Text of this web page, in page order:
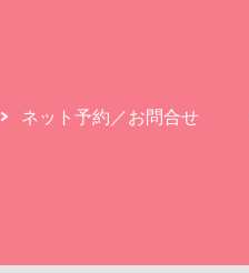
ネット予約／お問合せ